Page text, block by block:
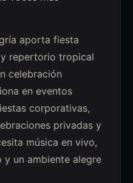
aporta fiesta
repertorio tropical
celebración
en eventos
corporativas,
privadas y
música en vivo,
un ambiente alegre